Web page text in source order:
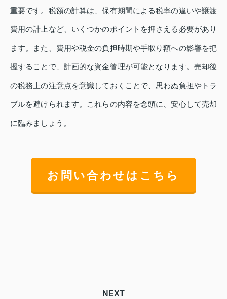
重要です。税額の計算は、保有期間による税率の違いや譲渡
費用の計上など、いくつかのポイントを押さえる必要があり
ます。また、費用や税金の負担時期や手取り額への影響を把
握することで、計画的な資金管理が可能となります。売却後
の税務上の注意点を意識しておくことで、思わぬ負担やトラ
ブルを避けられます。これらの内容を念頭に、安心して売却
に臨みましょう。
お問い合わせはこちら
NEXT